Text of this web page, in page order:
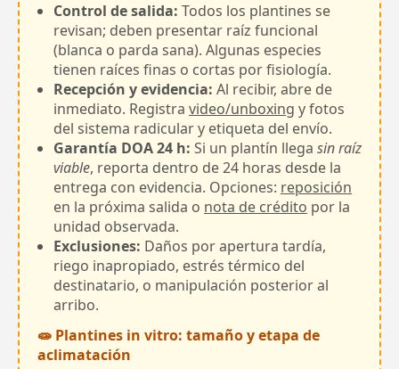
Control de salida: Todos los plantines se
revisan; deben presentar raíz funcional
(blanca o parda sana). Algunas especies
tienen raíces finas o cortas por fisiología.
Recepción y evidencia: Al recibir, abre de
inmediato. Registra video/unboxing y fotos
del sistema radicular y etiqueta del envío.
Garantía DOA 24 h: Si un plantín llega sin raíz
viable, reporta dentro de 24 horas desde la
entrega con evidencia. Opciones: reposición
en la próxima salida o nota de crédito por la
unidad observada.
Exclusiones: Daños por apertura tardía,
riego inapropiado, estrés térmico del
destinatario, o manipulación posterior al
arribo.
🧫 Plantines in vitro: tamaño y etapa de
aclimatación